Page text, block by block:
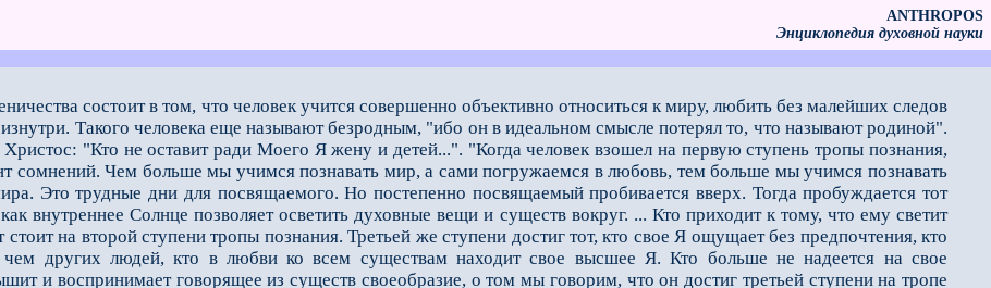
ANTHROPOS
Энциклопедия духовной науки
состоит в том, что человек учится совершенно объективно относиться к миру, любить без малейших следов
Такого человека еще называют безродным, "ибо он в идеальном смысле потерял то, что называют родиной".
Христос: "Кто не оставит ради Моего Я жену и детей...". "Когда человек взошел на первую ступень тропы позна­ния,
сомнений. Чем больше мы учимся познавать мир, а сами погружаемся в любовь, тем больше мы учимся познавать
Это трудные дни для посвящаемого. Но постепенно посвящаемый пробивается вверх. Тогда пробуждается тот
внутреннее Солнце позволяет осветить духовные вещи и существ вокруг. ... Кто приходит к тому, что ему светит
стоит на второй ступени тропы познания. Третьей же ступени достиг тот, кто свое Я ощущает без предпочтения, кто
чем других людей, кто в любви ко всем существам находит свое высшее Я. Кто больше не надеется на свое
и воспри­нимает говорящее из существ своеобразие, о том мы говорим, что он достиг третьей ступени на тропе